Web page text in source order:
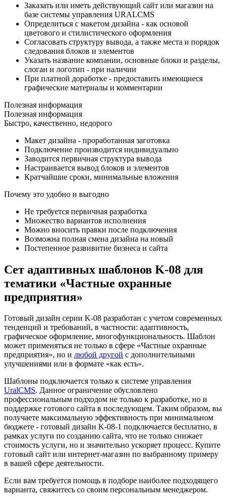
Заказать или иметь действующий сайт или магазин на
базе системы управления URALCMS
Определиться с макетом дизайна - как основой
цветового и стилистического оформления
Согласовать структуру вывода, а также места и порядок
следования блоков и элементов
Указать название компании, основные блоки и разделы,
слоган и логотип - при наличии
При платной доработке - предоставить имеющиеся
графические материалы и комментарии
Полезная информация
Полезная информация
Быстро, качественно, недорого
Макет дизайна - проработанная заготовка
Подключение производится индивидуально
Заводится первичная структура вывода
Настраивается вывод блоков и элементов
Кратчайшие сроки, минимальные вложения
Почему это удобно и выгодно
Не требуется первичная разработка
Множество вариантов исполнения
Можно вносить правки после подключения
Возможна полная смена дизайна на новый
Постепенное развивитие бизнеса и сайта
Сет адаптивных шаблонов K-08 для
тематики «Частные охранные
предприятия»
Готовый дизайн серии K-08 разработан с учетом современных
тенденций и требований, в частности: адаптивность,
графическое оформление, многофункциональность. Шаблон
может применяться не только в сфере «Частные охранные
предприятия», но и любой другой с дополнительными
улучшениями или в формате «как есть».
Шаблоны подключается только к системе управления
UralCMS. Данное ограничение обусловлено
профессиональным подходом не только к разработке, но и
поддержке готового сайта в последующем. Таким образом, вы
получаете максимальную эффективность при минимальном
бюджете - готовый дизайн K-08-1 подключается бесплатно, в
рамках услуги по созданию сайта, что не только снижает
стоимость услуги, но и значительно ускоряет процесс. Купите
готовый сайт или интернет-магазин по выбранному примеру
в вашей сфере деятельности.
Если вам требуется помощь в подборе наиболее подходящего
варианта, свяжитесь со своим персональным менеджером.